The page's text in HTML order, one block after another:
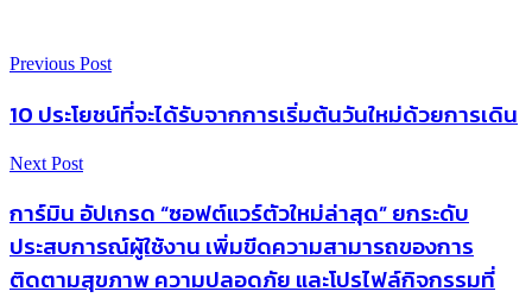
Previous Post
10 ประโยชน์ที่จะได้รับจากการเริ่มต้นวันใหม่ด้วยการเดิน
Next Post
การ์มิน อัปเกรด “ซอฟต์แวร์ตัวใหม่ล่าสุด” ยกระดับ
ประสบการณ์ผู้ใช้งาน เพิ่มขีดความสามารถของการ
ติดตามสุขภาพ ความปลอดภัย และโปรไฟล์กิจกรรมที่